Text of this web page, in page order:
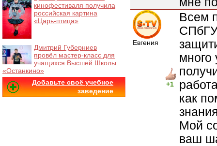
Евгения
+1
Всем
много
как
Мой
ваш
кинофестиваля получила
российская картина
«Царь-птица»
Дмитрий Губерниев
провёл мастер-класс для
учащихся Высшей Школы
«Останкино»
Добавьте своё учебное
заведение